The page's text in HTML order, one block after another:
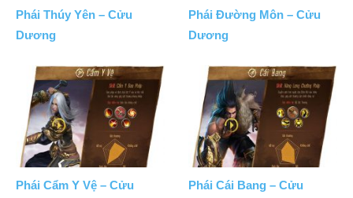
Phái Thúy Yên – Cửu
Dương
Phái Đường Môn – Cửu
Dương
Phái Cẩm Y Vệ – Cửu
Phái Cái Bang – Cửu